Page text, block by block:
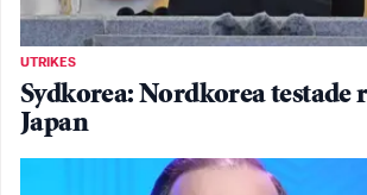
UTRIKES
Sydkorea: Nordkorea testade
Japan